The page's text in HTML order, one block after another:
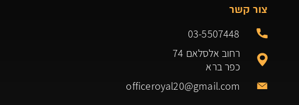
צור קשר
03-5507448
רחוב אלסלאם 74
כפר ברא
officeroyal20@gmail.com